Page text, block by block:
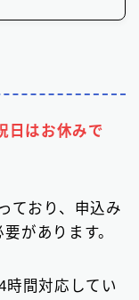
日はお休みで
ており、申込み
があります。
時間対応してい